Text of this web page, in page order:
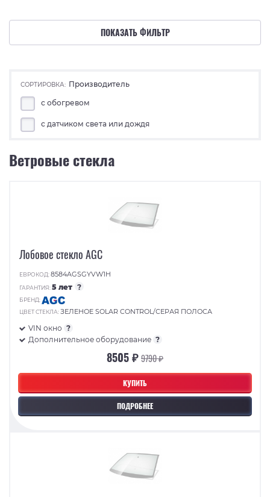
ПОКАЗАТЬ ФИЛЬТР
СОРТИРОВКА: Производитель
с обогревом
с датчиком света или дождя
Ветровые стекла
КУПИТЬ
ПОДРОБНЕЕ
Лобовое стекло AGC
ЕВРОКОД:8584AGSGYVW1H
ГАРАНТИЯ:5 лет ?
БРЕНД:
ЦВЕТ СТЕКЛА:ЗЕЛЕНОЕ SOLAR CONTROL/СЕРАЯ ПОЛОСА
VIN окно ?
Дополнительное оборудование ?
8505 ₽9790 ₽